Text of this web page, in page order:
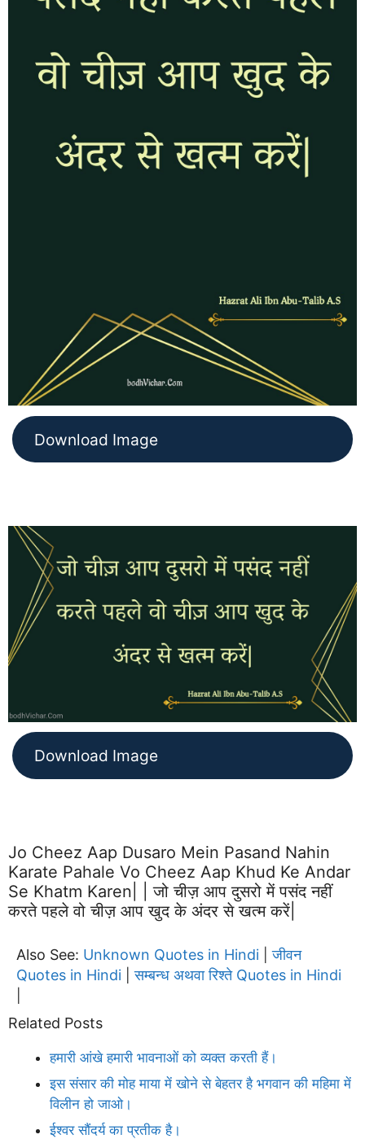
Download Image
Download Image
Jo Cheez Aap Dusaro Mein Pasand Nahin
Karate Pahale Vo Cheez Aap Khud Ke Andar
Se Khatm Karen| | जो चीज़ आप दुसरो में पसंद नहीं
करते पहले वो चीज़ आप खुद के अंदर से खत्म करें|
Also See: Unknown Quotes in Hindi |जीवन
Quotes in Hindi |सम्बन्ध अथवा रिश्ते Quotes in Hindi
Related Posts
हमारी आंखे हमारी भावनाओं को व्यक्त करती हैं।
इस संसार की मोह माया में खोने से बेहतर है भगवान की महिमा में
विलीन हो जाओ।
ईश्वर सौंदर्य का प्रतीक है।